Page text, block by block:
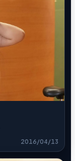
2016/04/13